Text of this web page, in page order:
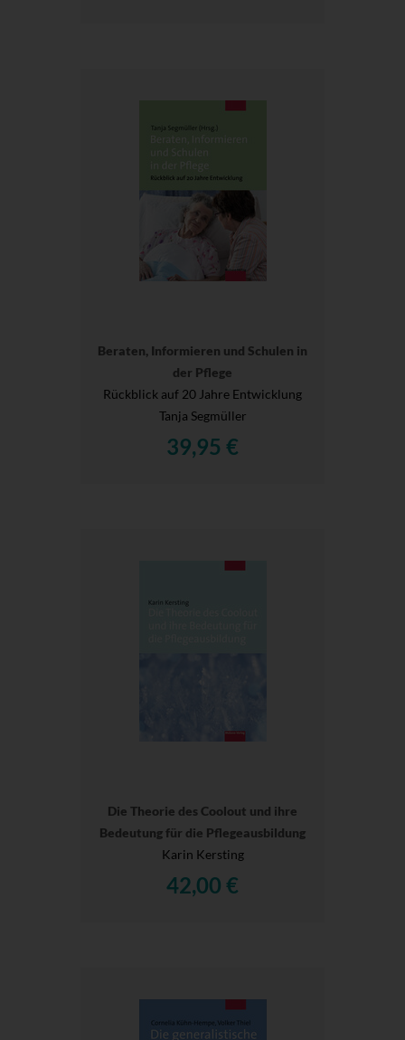
Beraten, Informieren und Schulen in
der Pflege
Rückblick auf 20 Jahre Entwicklung
Tanja Segmüller
39,95 €
Die Theorie des Coolout und ihre
Bedeutung für die Pflegeausbildung
Karin Kersting
42,00 €